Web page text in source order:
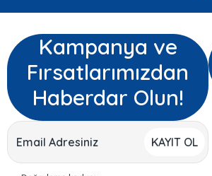
Kampanya ve
Fırsatlarımızdan
Haberdar Olun!
KAYIT OL